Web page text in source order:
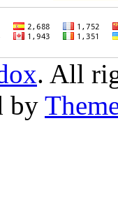
. All
by